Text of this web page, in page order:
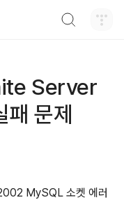
Server
문제
MySQL 소켓 에러